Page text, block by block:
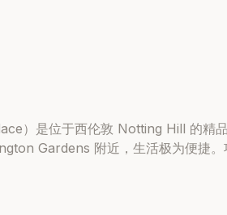
）是位于西伦敦 Notting Hill 的精
Gardens 附近，生活极为便捷。